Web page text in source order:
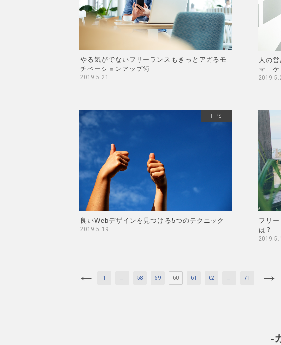
やる気がでないフリーランスもきっとアガるモ
チベーションアップ術
2019.5.21
人の
マーケ
TIPS
良いWebデザインを見つける5つのテクニック
2019.5.19
フリ
は？
1 … 58 59 60 61 62 … 71
-